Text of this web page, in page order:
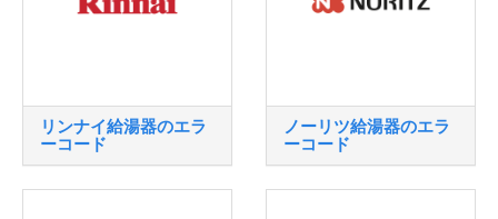
リンナイ給湯器のエラ
ーコード
ノーリツ給湯器のエラ
ーコード